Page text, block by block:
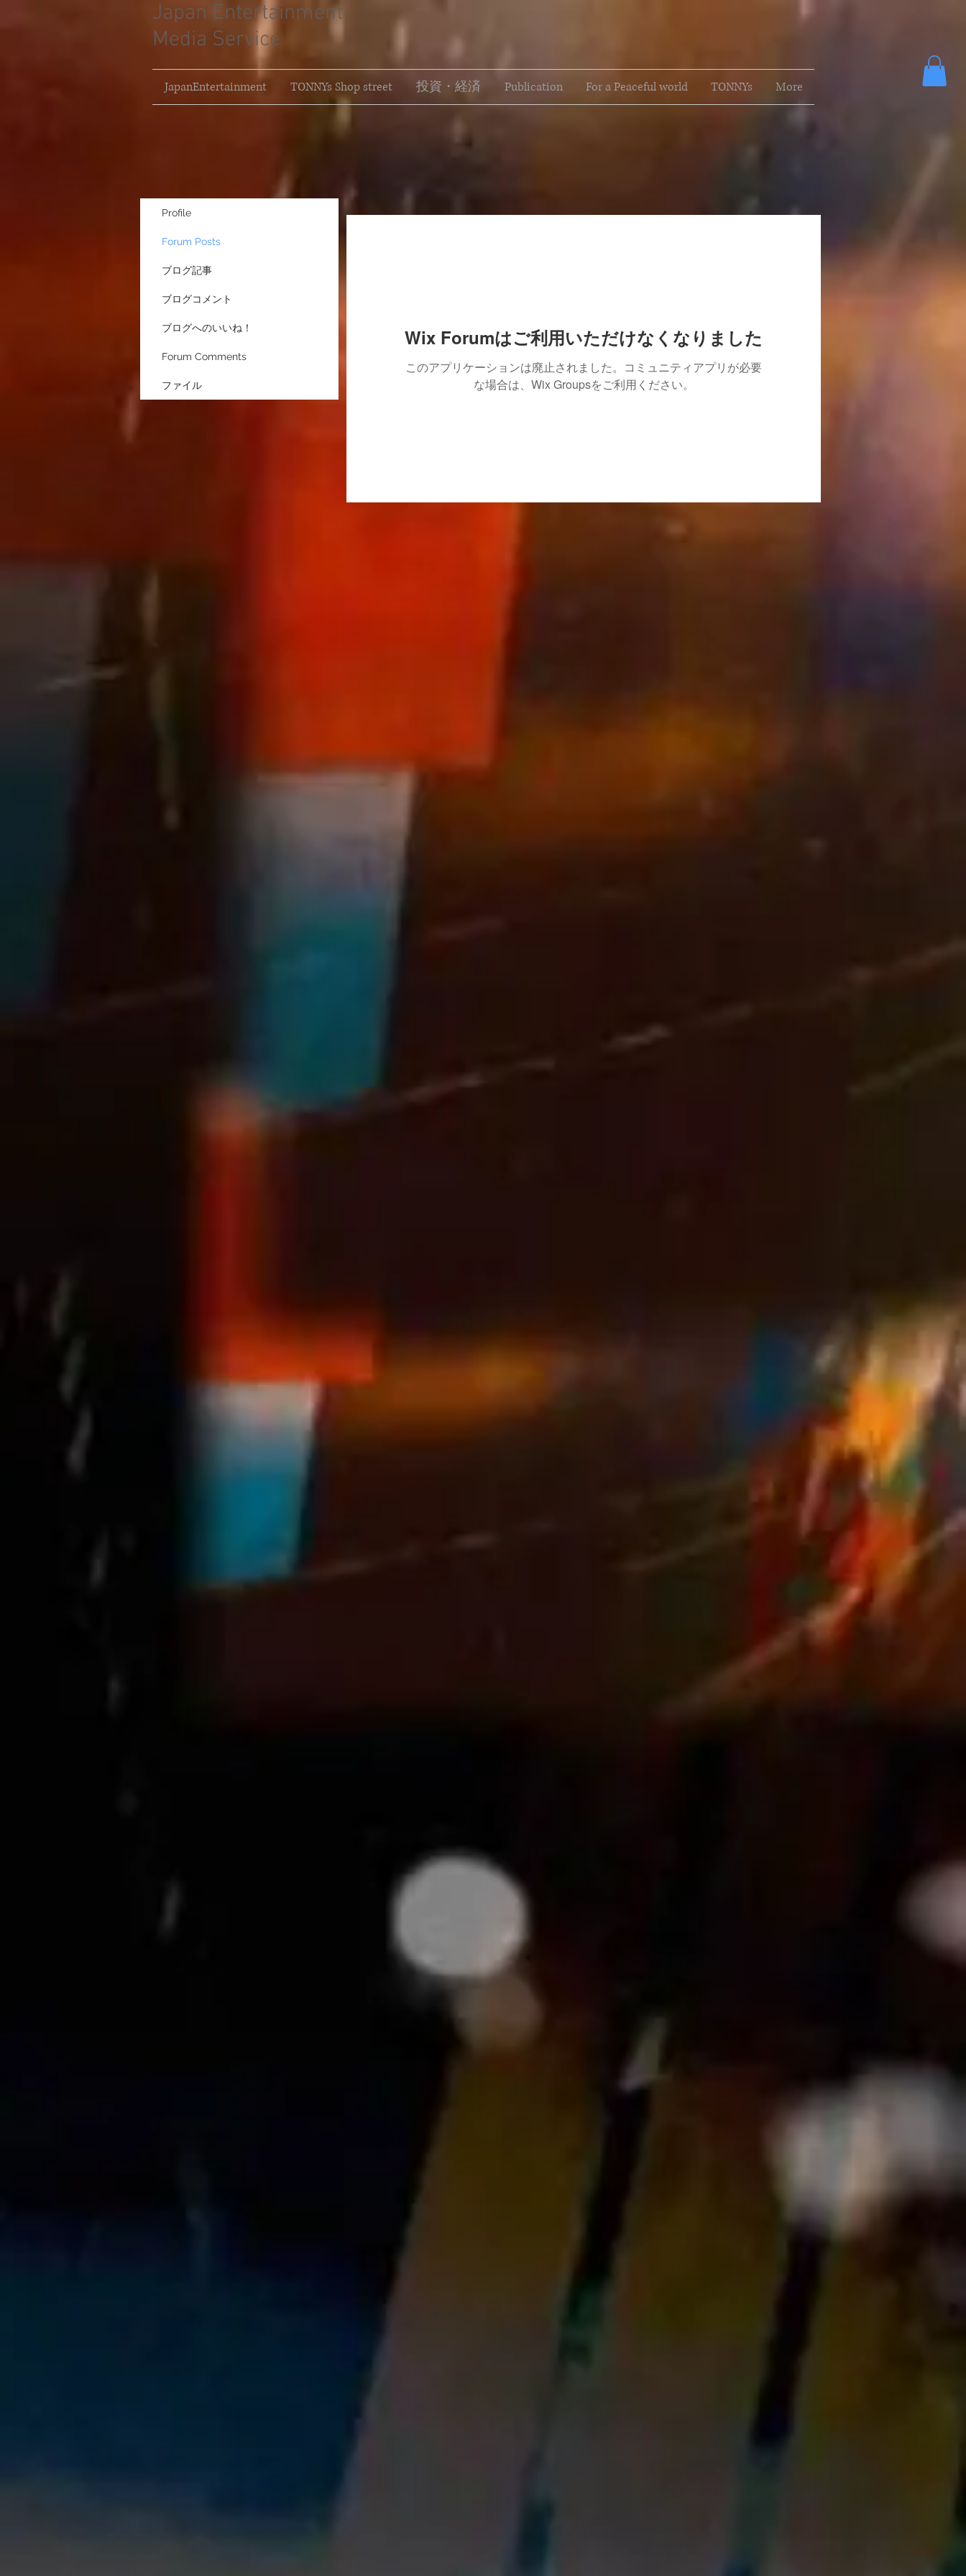
Japan Entertainment
Media Service
JapanEntertainment TONNYs Shop street 投資・経済 Publication For a Peaceful world TONNYs More
Wix Forumはご利用いただけなくなりました
このアプリケーションは廃止されました。コミュニティアプリが必要
な場合は、Wix Groupsをご利用ください。
Profile
Forum Posts
ブログ記事
ブログコメント
ブログへのいいね！
Forum Comments
ファイル